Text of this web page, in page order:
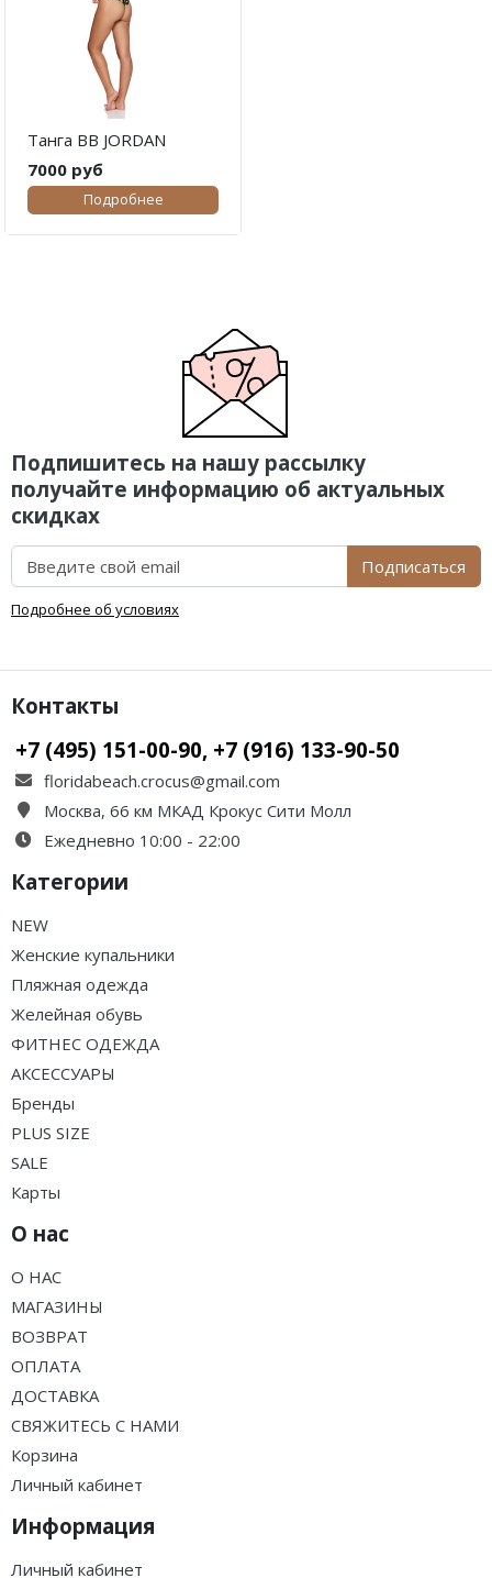
Танга BB JORDAN
7000 руб
Подробнее
Подпишитесь на нашу рассылку
получайте информацию об актуальных
скидках
Подписаться
Подробнее об условиях
Контакты
+7 (495) 151-00-90, +7 (916) 133-90-50
floridabeach.crocus@gmail.com
Москва, 66 км МКАД Крокус Сити Молл
Ежедневно 10:00 - 22:00
Категории
NEW
Женские купальники
Пляжная одежда
Желейная обувь
ФИТНЕС ОДЕЖДА
АКСЕССУАРЫ
Бренды
PLUS SIZE
SALE
Карты
О нас
О НАС
МАГАЗИНЫ
ВОЗВРАТ
ОПЛАТА
ДОСТАВКА
СВЯЖИТЕСЬ С НАМИ
Корзина
Личный кабинет
Информация
Личный кабинет